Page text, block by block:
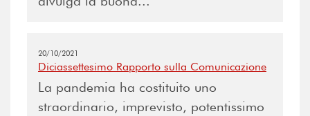
20/10/2021
Diciassettesimo Rapporto sulla Comunicazione
La pandemia ha costituito uno
straordinario, imprevisto, potentissimo